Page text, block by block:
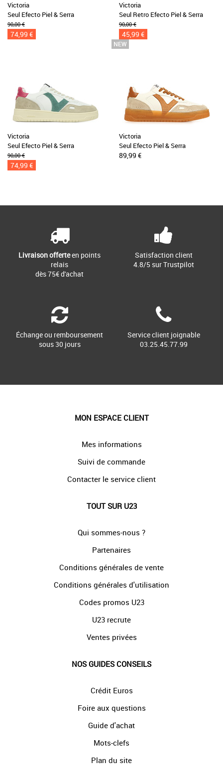
Victoria
Seul Efecto Piel & Serra
90,00 €
74,99 €
Victoria
Seul Retro Efecto Piel & Serra
90,00 €
45,99 €
Victoria
Seul Efecto Piel & Serra
90,00 €
74,99 €
Victoria
Seul Efecto Piel & Serra
89,99 €
Livraison offerteen points
relais
dès 75€ d'achat
Satisfaction client
4.8/5 sur Trustpilot
Échange ou remboursement
sous 30 jours
Service client joignable
03.25.45.77.99
MON ESPACE CLIENT
Mes informations
Suivi de commande
Contacter le service client
TOUT SUR U23
Qui sommes-nous ?
Partenaires
Conditions générales de vente
Conditions générales d'utilisation
Codes promos U23
U23 recrute
Ventes privées
NOS GUIDES CONSEILS
Crédit Euros
Foire aux questions
Guide d'achat
Mots-clefs
Plan du site